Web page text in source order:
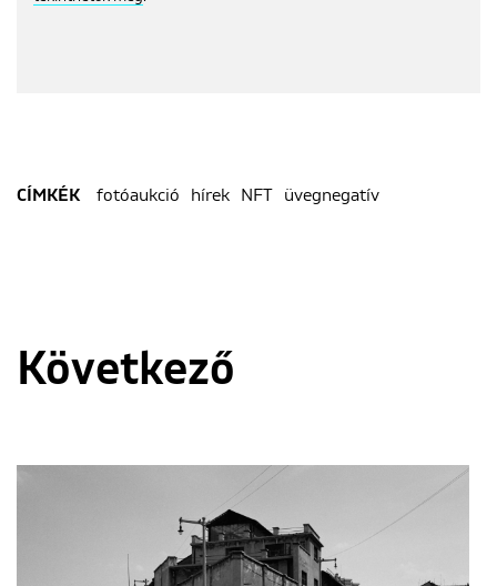
CÍMKÉK fotóaukció hírek NFT üvegnegatív
Következő